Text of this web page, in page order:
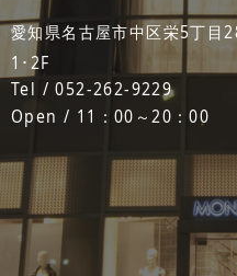
愛知県名古屋市中区栄5丁目
1･2F
Tel / 052-262-9229
Open / 11：00～20：00